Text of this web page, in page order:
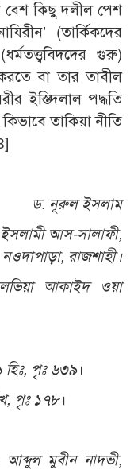
বেশ কিছু দলীল পেশ
(তার্কিকদের
গুরু)
বা তার তাবীল
ইস্তিদলাল পদ্ধতি
তাকিয়া নীতি
ড. নূরুল ইসলাম
আস-সালাফী,
নওদাপাড়া, রাজশাহী।
আকাইদ ওয়া
পৃঃ ৬৩৯।
, পৃঃ ১৭৮।
মুবীন নাদভী,